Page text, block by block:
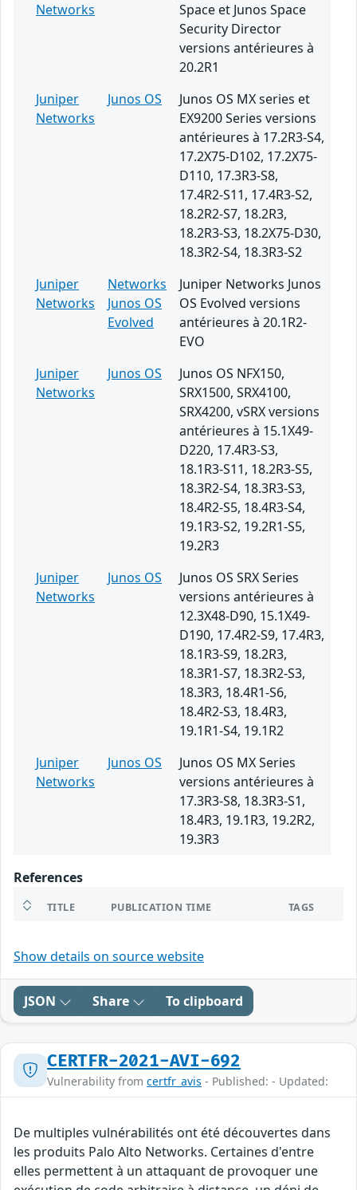
Networks
Space et Junos Space
Security Director
versions antérieures à
20.2R1
Juniper
Networks
Junos OS
Junos OS MX series et
EX9200 Series versions
antérieures à 17.2R3-S4,
17.2X75-D102, 17.2X75-
D110, 17.3R3-S8,
17.4R2-S11, 17.4R3-S2,
18.2R2-S7, 18.2R3,
18.2R3-S3, 18.2X75-D30,
18.3R2-S4, 18.3R3-S2
Juniper
Networks
Networks
Junos OS
Evolved
Juniper Networks Junos
OS Evolved versions
antérieures à 20.1R2-
EVO
Juniper
Networks
Junos OS
Junos OS NFX150,
SRX1500, SRX4100,
SRX4200, vSRX versions
antérieures à 15.1X49-
D220, 17.4R3-S3,
18.1R3-S11, 18.2R3-S5,
18.3R2-S4, 18.3R3-S3,
18.4R2-S5, 18.4R3-S4,
19.1R3-S2, 19.2R1-S5,
19.2R3
Juniper
Networks
Junos OS
Junos OS SRX Series
versions antérieures à
12.3X48-D90, 15.1X49-
D190, 17.4R2-S9, 17.4R3,
18.1R3-S9, 18.2R3,
18.3R1-S7, 18.3R2-S3,
18.3R3, 18.4R1-S6,
18.4R2-S3, 18.4R3,
19.1R1-S4, 19.1R2
Juniper
Networks
Junos OS
Junos OS MX Series
versions antérieures à
17.3R3-S8, 18.3R3-S1,
18.4R3, 19.1R3, 19.2R2,
19.3R3
References
TITLE PUBLICATION TIME TAGS
Show details on source website
JSON Share To clipboard
CERTFR-2021-AVI-692
Vulnerability from certfr_avis - Published: - Updated:
De multiples vulnérabilités ont été découvertes dans
les produits Palo Alto Networks. Certaines d'entre
elles permettent à un attaquant de provoquer une